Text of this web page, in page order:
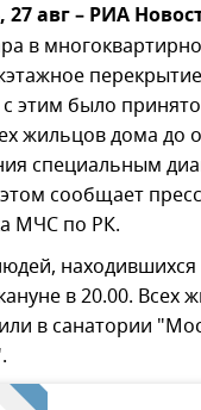
авг – РИА
в
с этим было
жильцов дома до
специальным
сообщает
МЧС по РК.
в 20.00. Всех
в санатории